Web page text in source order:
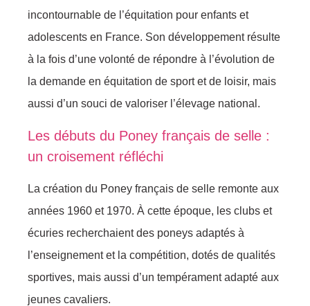
incontournable de l’équitation pour enfants et
adolescents en France. Son développement résulte
à la fois d’une volonté de répondre à l’évolution de
la demande en équitation de sport et de loisir, mais
aussi d’un souci de valoriser l’élevage national.
Les débuts du Poney français de selle :
un croisement réfléchi
La création du Poney français de selle remonte aux
années 1960 et 1970. À cette époque, les clubs et
écuries recherchaient des poneys adaptés à
l’enseignement et la compétition, dotés de qualités
sportives, mais aussi d’un tempérament adapté aux
jeunes cavaliers.